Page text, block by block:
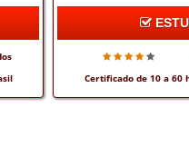
Certificado de 10 a 60